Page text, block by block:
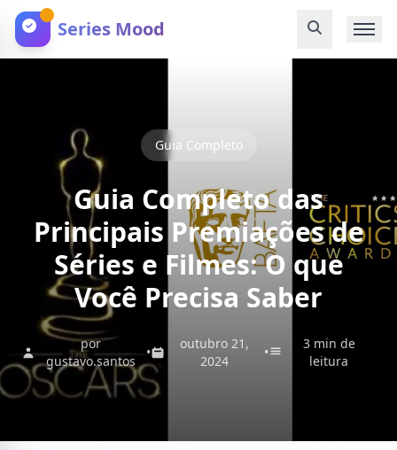
Series Mood
Guia Completo
Guia Completo das
Principais Premiações de
Séries e Filmes: O que
Você Precisa Saber
por
gustavo.santos
•
outubro 21,
2024
•
3 min de
leitura